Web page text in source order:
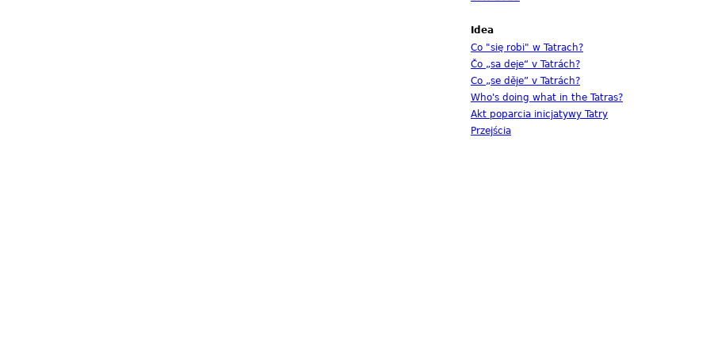
Idea
Co "się robi" w Tatrach?
Čo „sa deje“ v Tatrách?
Co „se děje” v Tatrách?
Who's doing what in the Tatras?
Akt poparcia inicjatywy Tatry
Przejścia